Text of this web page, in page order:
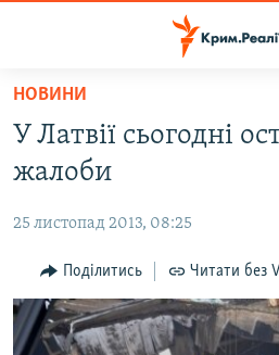
Перейти
основного
матеріалу
до
навігації
Перейти
до
ВОДА.КРИМ
ПОЛІТИКА
БЛОГИ
ПОГЛЯД
ІНТЕРВ'Ю
НОВИНИ
У Латвії сьогодні
жалоби
25 листопад 2013, 08:25
Поділитись Читати без